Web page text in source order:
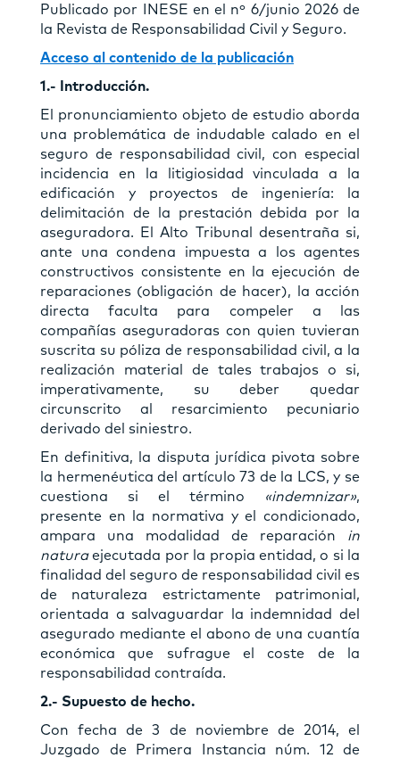
Publicado por INESE en el nº 6/junio 2026 de
la Revista de Responsabilidad Civil y Seguro.
Acceso al contenido de la publicación
1.- Introducción.
El pronunciamiento objeto de estudio aborda
una problemática de indudable calado en el
seguro de responsabilidad civil, con especial
incidencia en la litigiosidad vinculada a la
edificación y proyectos de ingeniería: la
delimitación de la prestación debida por la
aseguradora. El Alto Tribunal desentraña si,
ante una condena impuesta a los agentes
constructivos consistente en la ejecución de
reparaciones (obligación de hacer), la acción
directa faculta para compeler a las
compañías aseguradoras con quien tuvieran
suscrita su póliza de responsabilidad civil, a la
realización material de tales trabajos o si,
imperativamente, su deber quedar
circunscrito al resarcimiento pecuniario
derivado del siniestro.
En definitiva, la disputa jurídica pivota sobre
la hermenéutica del artículo 73 de la LCS, y se
cuestiona si el término
«indemnizar»,
presente en la normativa y el condicionado,
ampara una modalidad de reparación in
naturaejecutada por la propia entidad, o si la
finalidad del seguro de responsabilidad civil es
de naturaleza estrictamente patrimonial,
orientada a salvaguardar la indemnidad del
asegurado mediante el abono de una cuantía
económica que sufrague el coste de la
responsabilidad contraída.
2.- Supuesto de hecho.
Con fecha de 3 de noviembre de 2014, el
Juzgado de Primera Instancia núm. 12 de